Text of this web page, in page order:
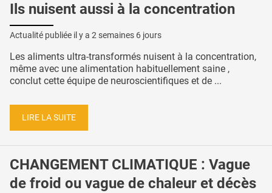
Ils nuisent aussi à la concentration
Actualité publiée il y a 2 semaines 6 jours
Les aliments ultra-transformés nuisent à la concentration,
même avec une alimentation habituellement saine ,
conclut cette équipe de neuroscientifiques et de ...
LIRE LA SUITE
CHANGEMENT CLIMATIQUE : Vague
de froid ou vague de chaleur et décès